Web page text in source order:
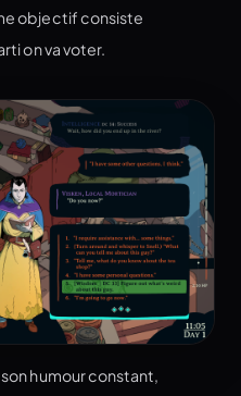
objectif consiste
on va voter.
son humour constant,